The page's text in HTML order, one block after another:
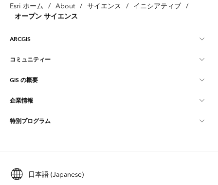
Esri ホーム / About / サイエンス / イニシアティブ /
オープン サイエンス
ARCGIS
ArcGIS の概要
マッピング
開発者向けテクノロジー
コミュニティー
Esri Community
ArcGIS ブログ
ユーザー調査およびテスト
Esri Young Professionals Network
GIS の概要
GIS とは
ロケーション インテリジェンス
ArcUser
企業情報
Esri について
採用情報
特別プログラム
ArcGIS for Student Use
日本語 (Japanese)